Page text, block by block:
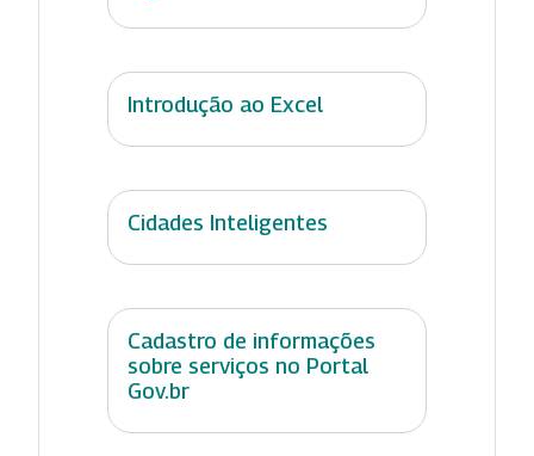
Introdução ao Excel
Cidades Inteligentes
Cadastro de informações
sobre serviços no Portal
Gov.br